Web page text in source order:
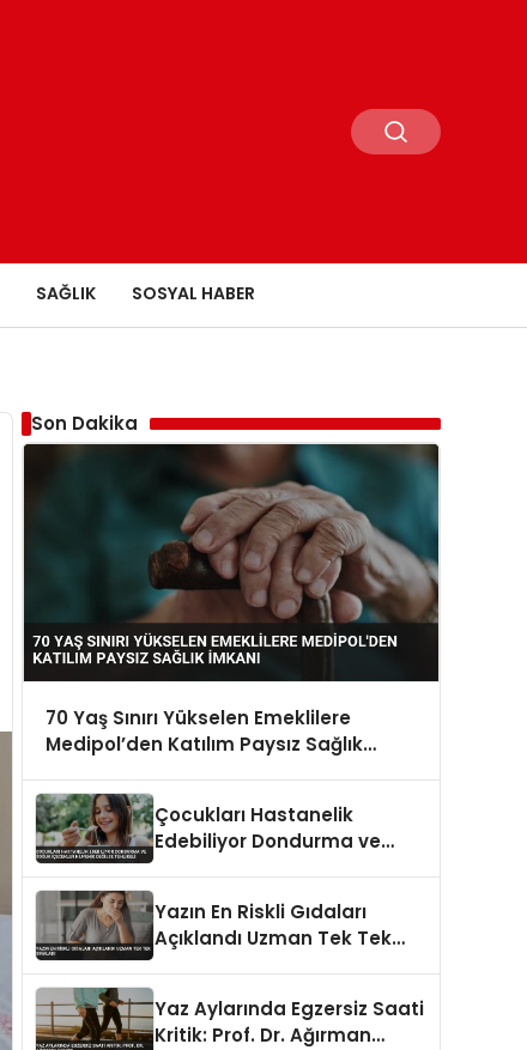
SAĞLIK SOSYAL HABER
Son Dakika
70 Yaş Sınırı Yükselen Emeklilere
Medipol’den Katılım Paysız Sağlık
Çocukları Hastanelik
Edebiliyor Dondurma ve
Yazın En Riskli Gıdaları
Açıklandı Uzman Tek Tek
Yaz Aylarında Egzersiz Saati
Kritik: Prof. Dr. Ağırman